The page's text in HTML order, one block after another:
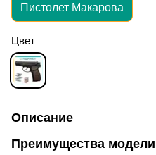
Пистолет Макарова
Цвет
Описание
Преимущества модели